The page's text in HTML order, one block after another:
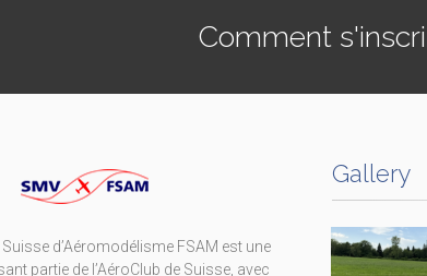
Comment
Suisse d’Aéromodélisme FSAM est une
partie de l’AéroClub de Suisse, avec
Gallery